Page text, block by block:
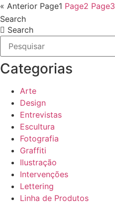
« Anterior Page1 Page2 Page3
Search
Search
Categorias
Arte
Design
Entrevistas
Escultura
Fotografia
Graffiti
Ilustração
Intervenções
Lettering
Linha de Produtos